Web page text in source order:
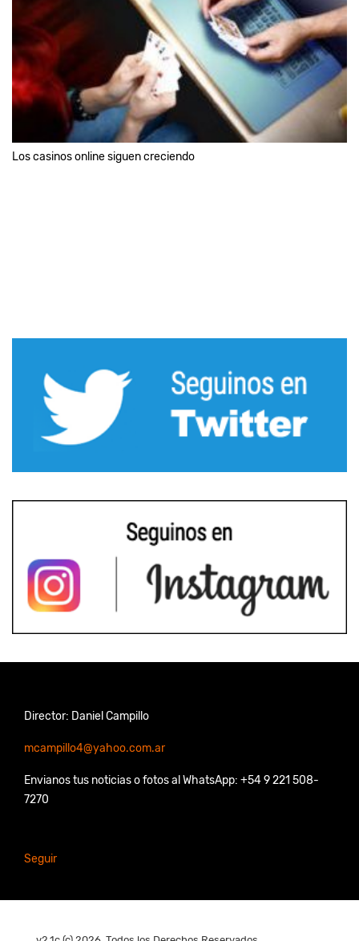
Los casinos online siguen creciendo
Director: Daniel Campillo
mcampillo4@yahoo.com.ar
Envianos tus noticias o fotos al WhatsApp: +54 9 221 508-
7270
Seguir